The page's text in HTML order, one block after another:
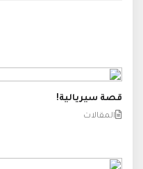
قصة سيريالية!
المقالات